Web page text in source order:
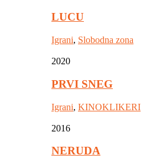
LUCU
Igrani, Slobodna zona
2020
PRVI SNEG
Igrani, KINOKLIKERI
2016
NERUDA